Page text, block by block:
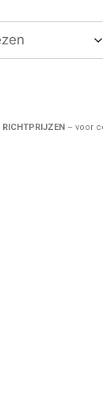
RICHTPRIJZEN – voor